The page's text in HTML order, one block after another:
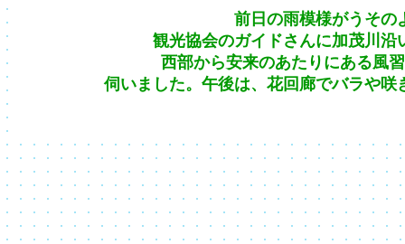
前日の雨模様がうその
観光協会のガイドさんに加茂川
西部から安来のあたりにある風
伺いました。午後は、花回廊でバラや